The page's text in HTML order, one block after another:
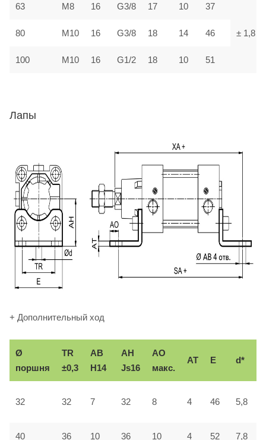
63 М8 16 G3/8 17 10 37
± 1,8
80 М10 16 G3/8 18 14 46
100 М10 16 G1/2 18 10 51
Лапы
+ Дополнительный ход
Ø
поршня
TR
±0,3
AB
H14
AH
Js16
АО
макс.
AT E d*
32 32 7 32 8 4 46 5,8
40 36 10 36 10 4 52 7,8